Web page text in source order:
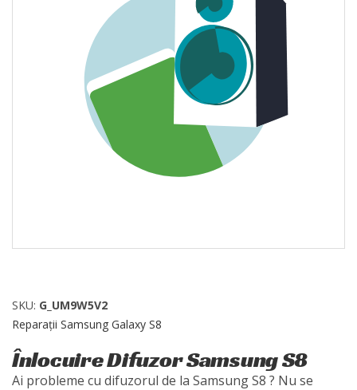
SKU: G_UM9W5V2
Reparații Samsung Galaxy S8
Înlocuire Difuzor Samsung S8
Ai probleme cu difuzorul de la Samsung S8 ? Nu se